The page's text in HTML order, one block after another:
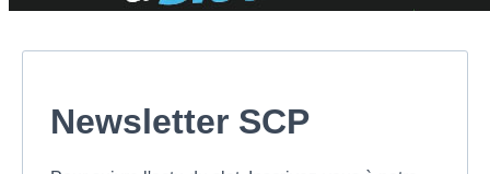
Newsletter SCP